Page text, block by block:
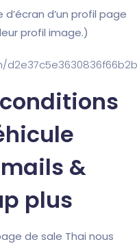
d’un profil page
profil image.)
&
plus
de sale Thai nous